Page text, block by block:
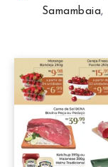
Samambaia,